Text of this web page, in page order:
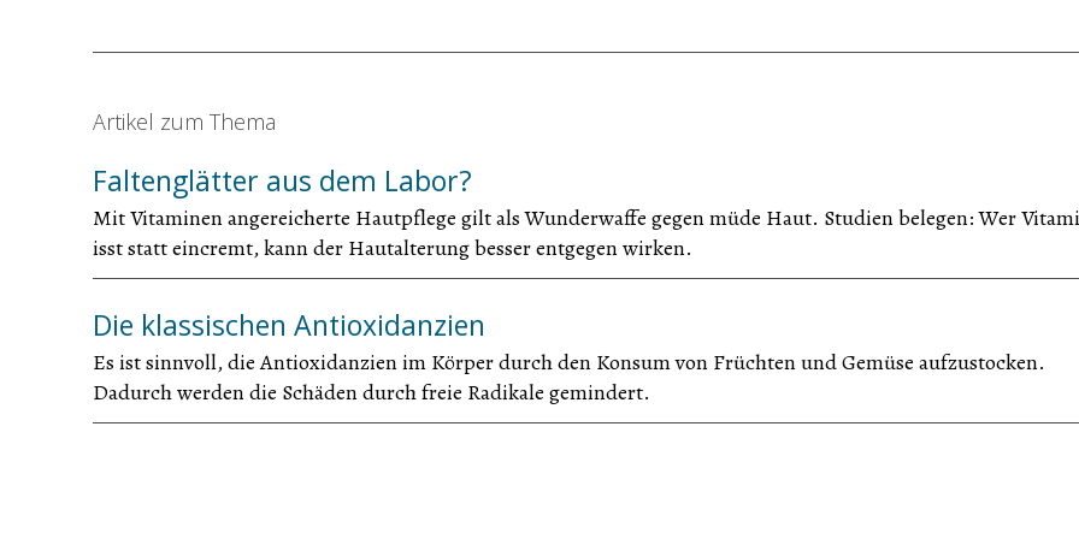
Artikel zum Thema
Faltenglätter aus dem Labor?
Mit Vitaminen angereicherte Hautpflege gilt als Wunderwaffe gegen müde Haut. Studien belegen: Wer
isst statt eincremt, kann der Hautalterung besser entgegen wirken.
Die klassischen Antioxidanzien
Es ist sinnvoll, die Antioxidanzien im Körper durch den Konsum von Früchten und Gemüse aufzustocken.
Dadurch werden die Schäden durch freie Radikale gemindert.